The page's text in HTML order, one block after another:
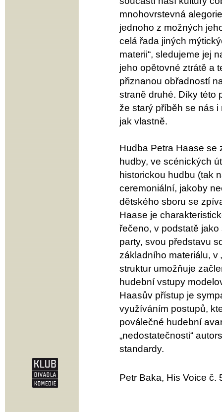
mnohovrstevná
jednoho z možných
celá řada jiných
materii“, sledujeme jej
jeho opětovné ztrátě a
přiznanou obřadností
straně druhé. Díky této
že starý příběh se nás
jak vlastně.
Hudba Petra Haase se
hudby, ve scénických
historickou hudbu (tak
ceremoniální, jakoby
dětského sboru se
Haase je
řečeno, v podstatě
party, svou představu
základního materiálu, v
struktur umožňuje
hudební vstupy
Haasův přístup je
využíváním postupů,
poválečné hudební
„nedostatečnosti“
standardy.
Petr Baka, His Voice č.